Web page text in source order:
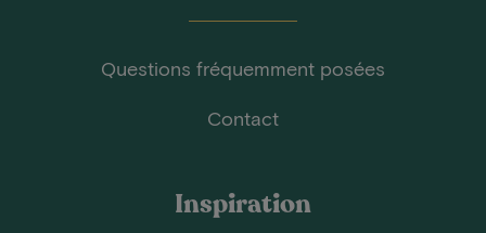
Questions fréquemment posées
Contact
Inspiration